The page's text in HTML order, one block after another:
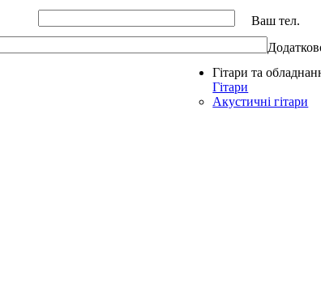
Ваш тел.
- Music: Музичні інструменти в Україні
Гітари та
Гітари
Акустичні гітари